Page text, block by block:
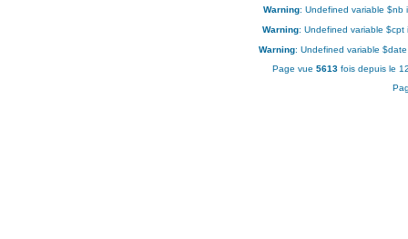
Warning: Undefined variable $nb
Warning: Undefined variable $cpt
Warning: Undefined variable
Page vue 5613 fois depuis le